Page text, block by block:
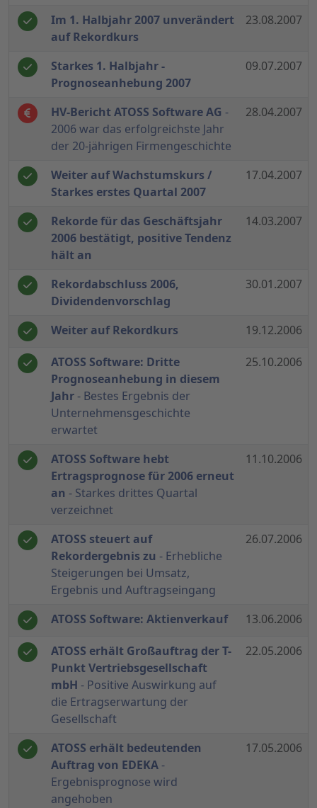
Im 1. Halbjahr 2007 unverändert
auf Rekordkurs
23.08.2007
Starkes 1. Halbjahr -
Prognoseanhebung 2007
09.07.2007
HV-Bericht ATOSS Software AG -
2006 war das erfolgreichste Jahr
der 20-jährigen Firmengeschichte
28.04.2007
Weiter auf Wachstumskurs /
Starkes erstes Quartal 2007
17.04.2007
Rekorde für das Geschäftsjahr
2006 bestätigt, positive Tendenz
hält an
14.03.2007
Rekordabschluss 2006,
Dividendenvorschlag
30.01.2007
Weiter auf Rekordkurs 19.12.2006
ATOSS Software: Dritte
Prognoseanhebung in diesem
Jahr- Bestes Ergebnis der
Unternehmensgeschichte
erwartet
25.10.2006
ATOSS Software hebt
Ertragsprognose für 2006 erneut
an - Starkes drittes Quartal
verzeichnet
11.10.2006
ATOSS steuert auf
Rekordergebnis zu - Erhebliche
Steigerungen bei Umsatz,
Ergebnis und Auftragseingang
26.07.2006
ATOSS Software: Aktienverkauf 13.06.2006
ATOSS erhält Großauftrag der T-
Punkt Vertriebsgesellschaft
mbH - Positive Auswirkung auf
die Ertragserwartung der
Gesellschaft
22.05.2006
ATOSS erhält bedeutenden
Auftrag von EDEKA -
Ergebnisprognose wird
angehoben
17.05.2006